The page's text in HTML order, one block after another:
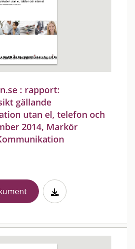
: rapport:
gällande
utan el, telefon och
2014, Markör